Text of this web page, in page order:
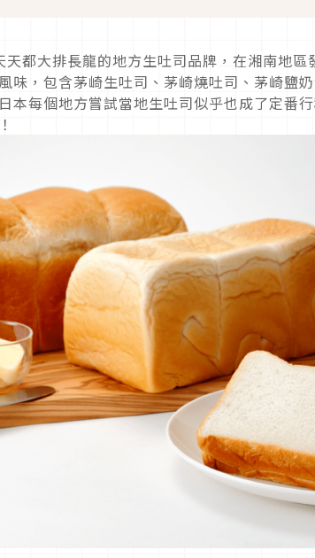
都大排長龍的地方生吐司品牌，在湘南地區
味，包含茅崎生吐司、茅崎燒吐司、茅崎鹽
本每個地方嘗試當地生吐司似乎也成了定番